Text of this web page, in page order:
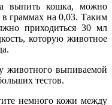
выпить кошка, можно
граммах на 0,03. Таким
приходиться 30 мл
которую животное
животного выпиваемой
тестов.
немного кожи между